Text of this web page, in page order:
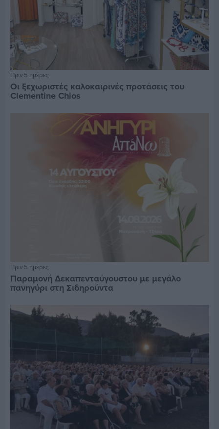
Πριν 5 ημέρες
Οι ξεχωριστές καλοκαιρινές προτάσεις του
Clementine Chios
Πριν 5 ημέρες
Παραμονή Δεκαπενταύγουστου με μεγάλο
πανηγύρι στη Σιδηρούντα